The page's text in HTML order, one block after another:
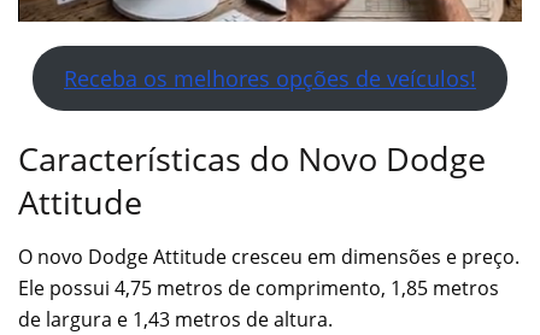
Receba os melhores opções de veículos!
Características do Novo Dodge
Attitude
O novo Dodge Attitude cresceu em dimensões e preço.
Ele possui 4,75 metros de comprimento, 1,85 metros
de largura e 1,43 metros de altura.